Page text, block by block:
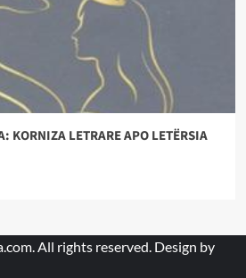
KORNIZA LETRARE APO LETËRSIA
. All rights reserved. Design by